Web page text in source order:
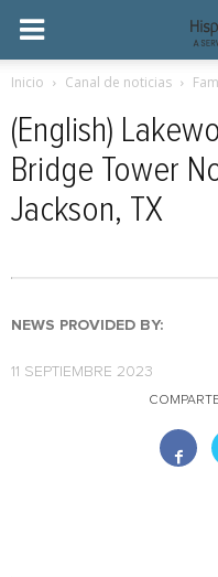
Inicio Canal de noticias
(English)
Bridge Tower
Jackson, TX
NEWS PROVIDED BY:
11 SEPTIEMBRE 2023